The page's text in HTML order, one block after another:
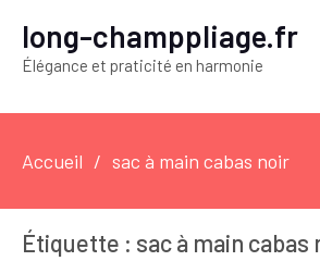
long-champpliage.fr
Élégance et praticité en harmonie
Accueil sac à main cabas noir
Étiquette : sac à main cabas